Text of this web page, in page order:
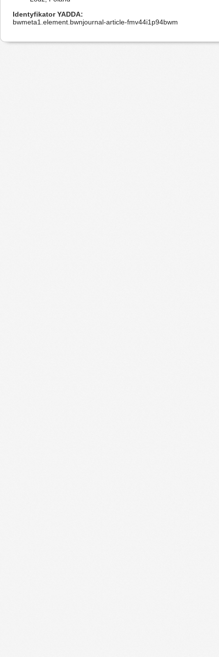
Identyfikator YADDA
bwmeta1.element.bwnjournal-article-fmv44i1p94bwm